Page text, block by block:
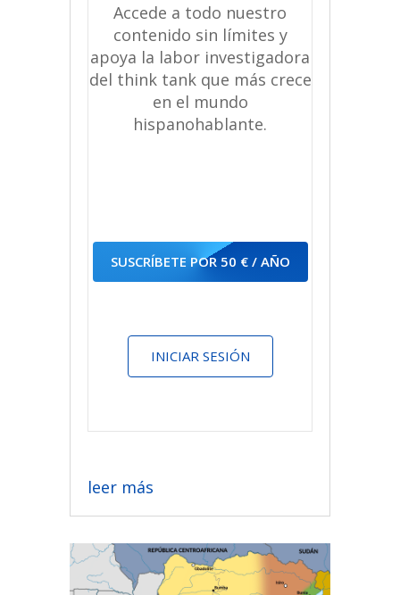
Accede a todo nuestro
contenido sin límites y
apoya la labor investigadora
del think tank que más crece
en el mundo
hispanohablante.
SUSCRÍBETE POR 50 € / AÑO
INICIAR SESIÓN
leer más